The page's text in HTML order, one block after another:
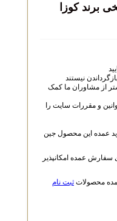
کوزا
نیستند
مشاوران ما کمک
مقررات سایت را
این محصول جین
عمده امکانپذیر
ثبت نام